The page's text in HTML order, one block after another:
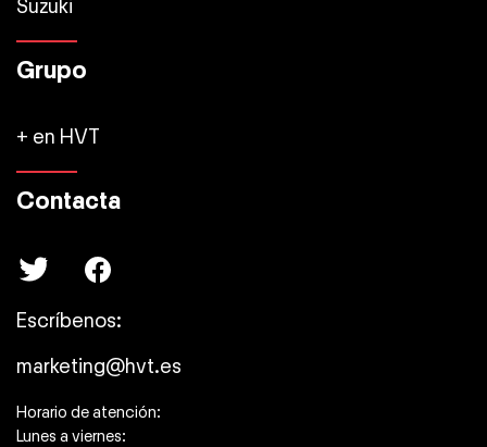
Suzuki
Grupo
+ en HVT
Contacta
Escríbenos:
marketing@hvt.es
Horario de atención:
Lunes a viernes: